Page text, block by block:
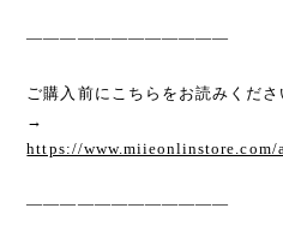
————————————
ご購入前にこちらをお読みくださ
→
https://www.miieonlinstore.com/
————————————